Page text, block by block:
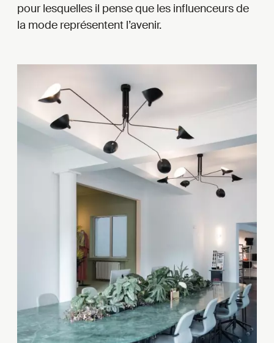
pour lesquelles il pense que les influenceurs de
la mode représentent l’avenir.